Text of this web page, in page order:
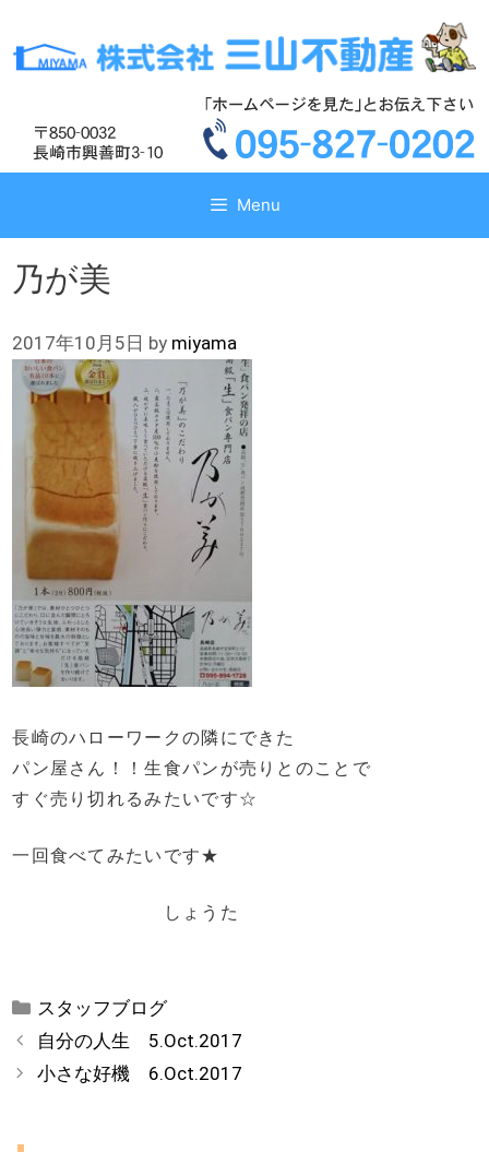
テ
ス
テ
ス
Menu
乃が美
2017年10月5日 by miyama
長崎のハローワークの隣にできた
パン屋さん！！生食パンが売りとのことで
すぐ売り切れるみたいです☆
一回食べてみたいです★
しょうた
カ
テ
リ
スタッフブログ
自分の人生 5.Oct.2017
小さな好機 6.Oct.2017